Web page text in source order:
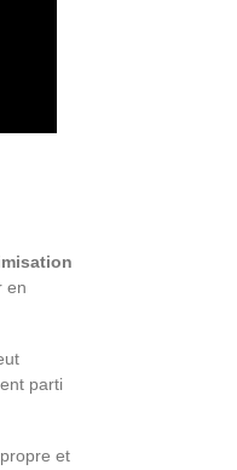
en
parti
et